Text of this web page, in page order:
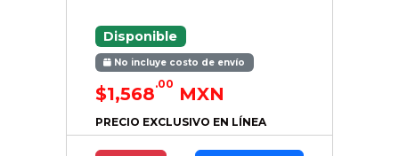
Disponible
No incluye costo de envío
$1,568.00 MXN
PRECIO EXCLUSIVO EN LÍNEA